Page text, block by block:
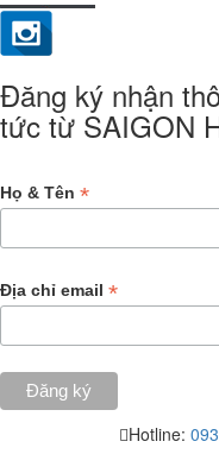
Đăng ký nhận
tức từ SAIGON
Họ & Tên *
Địa chỉ email *
Hotline: